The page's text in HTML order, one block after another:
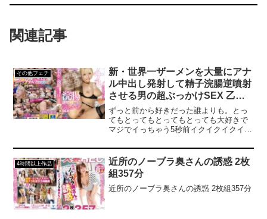
関連記事
その他フェチ
新・世界一ザーメンを大量にアナ
ル中出し発射して精子浣腸逆噴射
させる男の超ぶっかけSEX 乙ア
リス
ずっと前から好きだった誰よりも。とっ
てもとってもとってもとっても大好きで
マジでイっちゃう5秒前イクイクイクイク
女と男のW不倫。あなたごめんなさい、
他人棒のセックスじゃないとイケない
の！嫌なこと全部忘れて絶頂したい大人
の濃厚イチャラブSEX！ダメとわかって
いてもやめられない！----------------------------
4時間以上作品
近所のノーブラ奥さんの誘惑 2枚
組357分
近所のノーブラ奥さんの誘惑 2枚組357分